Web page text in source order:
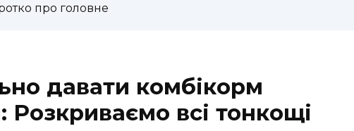
про головне
давати комбікорм
Розкриваємо всі тонкощі